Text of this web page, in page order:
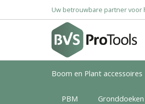
Uw betrouwbare partner
Boom en Plant accessoires
PBM